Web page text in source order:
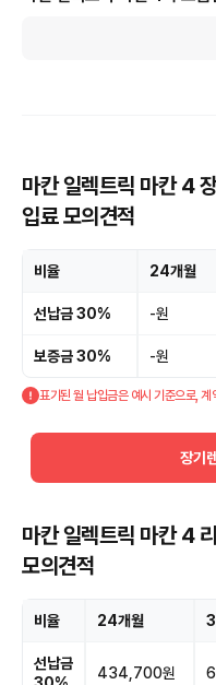
마칸 일렉트릭 마칸 4
입료 모의견적
비율 24개월
선납금 30% -원
보증금 30% -원
표기된 월 납입금은 예시 기준으로,
장기
마칸 일렉트릭 마칸 4
모의견적
비율 24개월
선납금
434,700원